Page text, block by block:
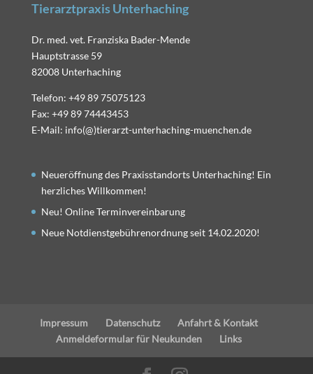
Tierarztpraxis Unterhaching
Dr. med. vet. Franziska Bader-Mende
Hauptstrasse 59
82008 Unterhaching
Telefon: +49 89 75075123
Fax: +49 89 74443453
E-Mail: info(@)tierarzt-unterhaching-muenchen.de
Neueröffnung des Praxisstandorts Unterhaching! Ein
herzliches Willkommen!
Neu! Online Terminvereinbarung
Neue Notdienstgebührenordnung seit 14.02.2020!
Impressum Datenschutz
Anfahrt & Kontakt
Anmeldeformular für Neukunden
Links